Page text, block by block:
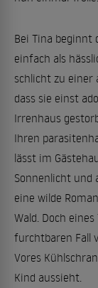
Bei Tina beginnt
einfach als
schlicht zu einer
dass sie einst
Irrenhaus
Ihren
lässt im
Sonnenlicht und
eine wilde
Wald. Doch
furchtbaren Fall
Vores
Kind aussieht.